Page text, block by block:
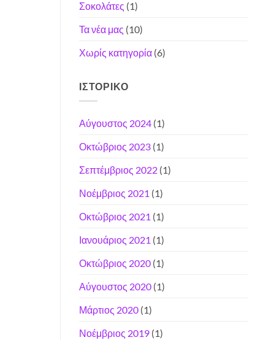
Σοκολάτες (1)
Τα νέα μας (10)
Χωρίς κατηγορία (6)
ΙΣΤΟΡΙΚΌ
Αύγουστος 2024 (1)
Οκτώβριος 2023 (1)
Σεπτέμβριος 2022 (1)
Νοέμβριος 2021 (1)
Οκτώβριος 2021 (1)
Ιανουάριος 2021 (1)
Οκτώβριος 2020 (1)
Αύγουστος 2020 (1)
Μάρτιος 2020 (1)
Νοέμβριος 2019 (1)